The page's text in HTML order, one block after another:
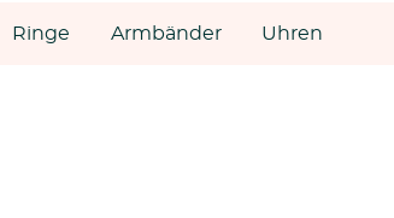
Ringe Armbänder Uhren